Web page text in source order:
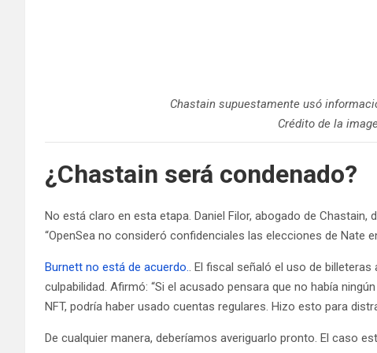
Chastain supuestamente usó
Crédito de la
¿Chastain será condenado?
No está claro en esta etapa. Daniel Filor, abogado de
“OpenSea no consideró confidenciales las elecciones de Nate
Burnett no está de acuerdo.. El fiscal señaló el uso de
culpabilidad. Afirmó: “Si el acusado pensara que no había
NFT, podría haber usado cuentas regulares. Hizo esto para
De cualquier manera, deberíamos averiguarlo pronto. El caso